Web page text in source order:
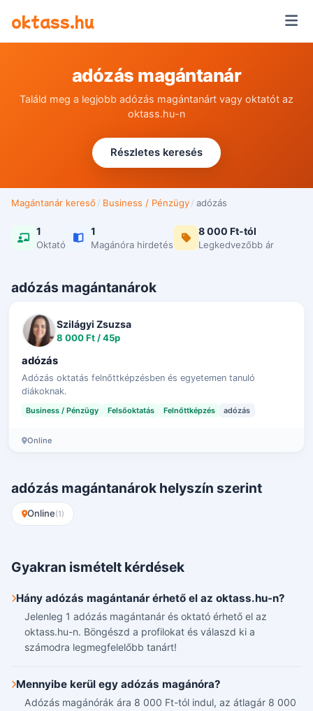
oktass.hu
adózás magántanár
Találd meg a legjobb adózás magántanárt vagy oktatót az
oktass.hu-n
Részletes keresés
Magántanár kereső / Business / Pénzügy / adózás
1
Oktató
1
Magánóra hirdetés
8 000 Ft-tól
Legkedvezőbb ár
adózás magántanárok
Szilágyi Zsuzsa
8 000 Ft / 45p
adózás
Adózás oktatás felnőttképzésben és egyetemen tanuló
diákoknak.
Business / Pénzügy Felsőoktatás Felnőttképzés adózás
Online
adózás magántanárok helyszín szerint
Online(1)
Gyakran ismételt kérdések
Hány adózás magántanár érhető el az oktass.hu-n?
Jelenleg 1 adózás magántanár és oktató érhető el az
oktass.hu-n. Böngészd a profilokat és válaszd ki a
számodra legmegfelelőbb tanárt!
Mennyibe kerül egy adózás magánóra?
Adózás magánórák ára 8 000 Ft-tól indul, az átlagár 8 000